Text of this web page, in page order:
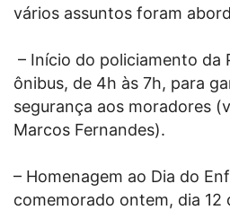
vários assuntos foram
– Início do policiamento da
ônibus, de 4h às 7h, para
segurança aos moradores
Marcos Fernandes).
– Homenagem ao Dia do
comemorado ontem, dia 12